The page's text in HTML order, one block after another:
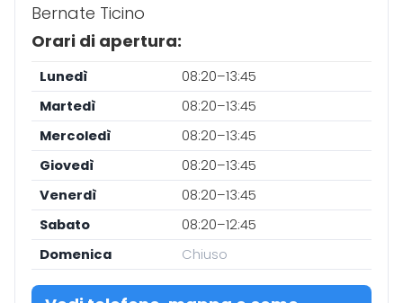
Bernate Ticino
Orari di apertura:
Lunedì
08:20–13:45
Martedì
08:20–13:45
Mercoledì
08:20–13:45
Giovedì
08:20–13:45
Venerdì
08:20–13:45
Sabato
08:20–12:45
Domenica
Chiuso